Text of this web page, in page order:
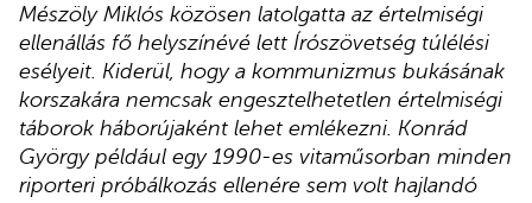
Mészöly Miklós közösen latolgatta az értelmiségi
ellenállás fő helyszínévé lett Írószövetség túlélési
esélyeit. Kiderül, hogy a kommunizmus bukásának
korszakára nemcsak engesztelhetetlen értelmiségi
táborok háborújaként lehet emlékezni. Konrád
György például egy 1990-es vitaműsorban minden
riporteri próbálkozás ellenére sem volt hajlandó